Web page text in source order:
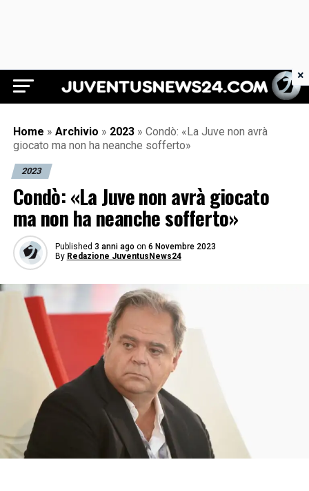
Juventus News 24
Home » Archivio » 2023 » Condò: «La Juve non avrà
giocato ma non ha neanche sofferto»
2023
Condò: «La Juve non avrà giocato
ma non ha neanche sofferto»
Published 3 anni ago on 6 Novembre 2023
By Redazione JuventusNews24
×